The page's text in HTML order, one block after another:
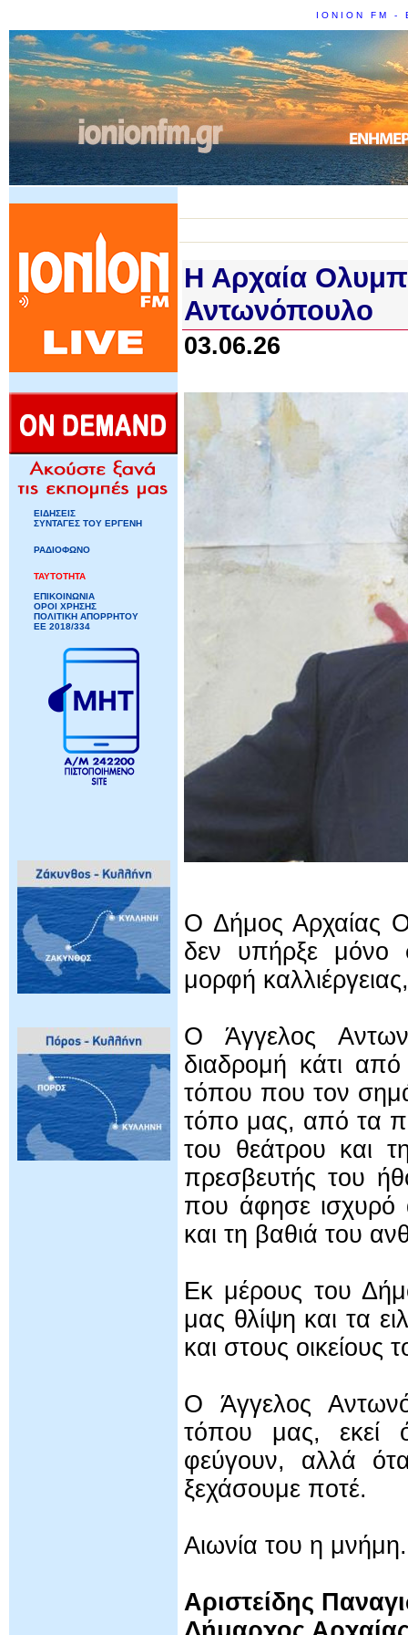
IONION FM -
ΕΙΔΗΣΕΙΣ
ΣΥΝΤΑΓΕΣ ΤΟΥ ΕΡΓΕΝΗ
ΡΑΔΙΟΦΩΝΟ
ΤΑΥΤΟΤΗΤΑ
ΕΠΙΚΟΙΝΩΝΙΑ
ΟΡΟΙ ΧΡΗΣΗΣ
ΠΟΛΙΤΙΚΗ ΑΠΟΡΡΗΤΟΥ
ΕΕ 2018/334
Η Αρχαία
Αντωνόπουλο
03.06.26
Ο Δήμος Αρχαίας
δεν υπήρξε μόνο
μορφή
Ο Άγγελος
διαδρομή κάτι
τόπου που τον
τόπο μας, από τα
του θεάτρου και
πρεσβευτής του
που άφησε
και τη βαθιά του
Εκ μέρους του
μας θλίψη και τα
και στους οικείους
Ο Άγγελος
τόπου μας, εκεί
φεύγουν, αλλά
ξεχάσουμε ποτέ.
Αιωνία του η μνήμη.
Αριστείδης